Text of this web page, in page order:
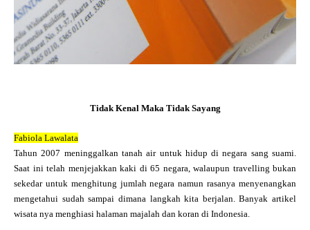
Tidak Kenal Maka Tidak Sayang
Fabiola Lawalata
Tahun 2007 meninggalkan tanah air untuk hidup di negara sang suami.
Saat ini telah menjejakkan kaki di 65 negara, walaupun travelling bukan
sekedar untuk menghitung jumlah negara namun rasanya menyenangkan
mengetahui sudah sampai dimana langkah kita berjalan. Banyak artikel
wisata nya menghiasi halaman majalah dan koran di Indonesia.